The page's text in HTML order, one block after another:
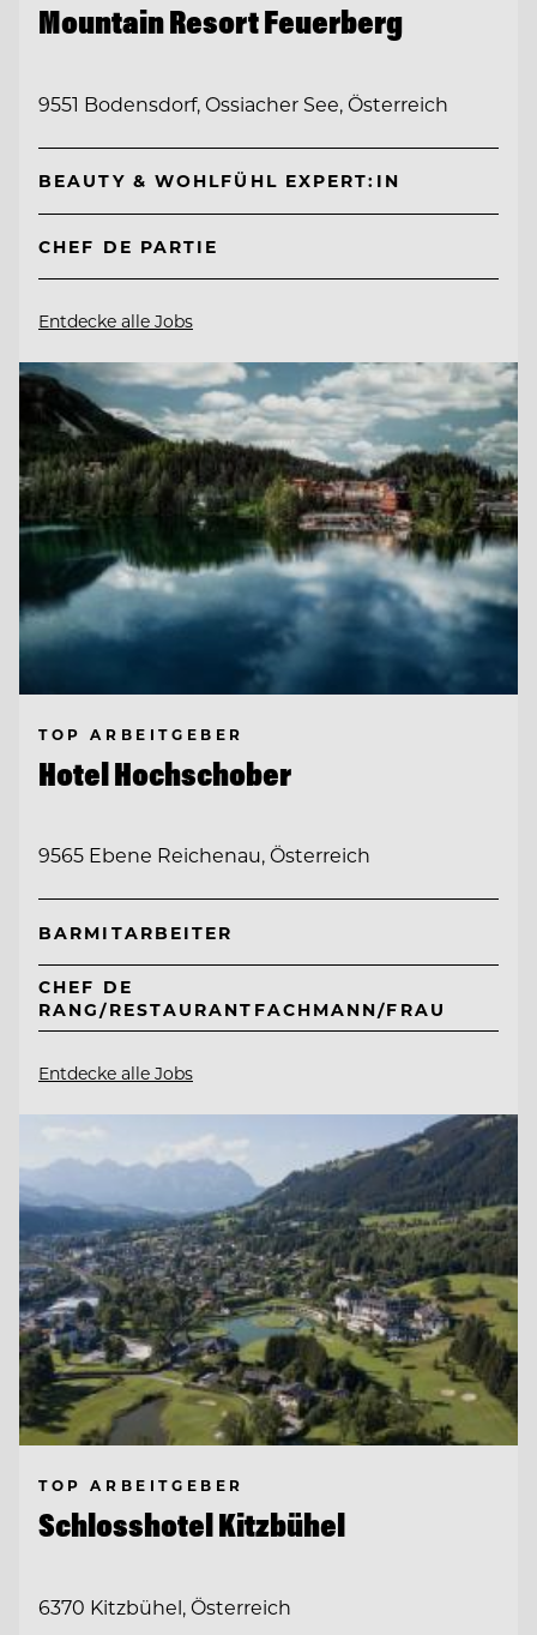
Mountain Resort Feuerberg
9551 Bodensdorf, Ossiacher See, Österreich
BEAUTY & WOHLFÜHL EXPERT:IN
CHEF DE PARTIE
Entdecke alle Jobs
TOP ARBEITGEBER
Hotel Hochschober
9565 Ebene Reichenau, Österreich
BARMITARBEITER
CHEF DE
RANG/RESTAURANTFACHMANN/FRAU
Entdecke alle Jobs
TOP ARBEITGEBER
Schlosshotel Kitzbühel
6370 Kitzbühel, Österreich